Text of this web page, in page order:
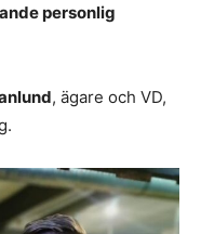
personlig
, ägare och VD,